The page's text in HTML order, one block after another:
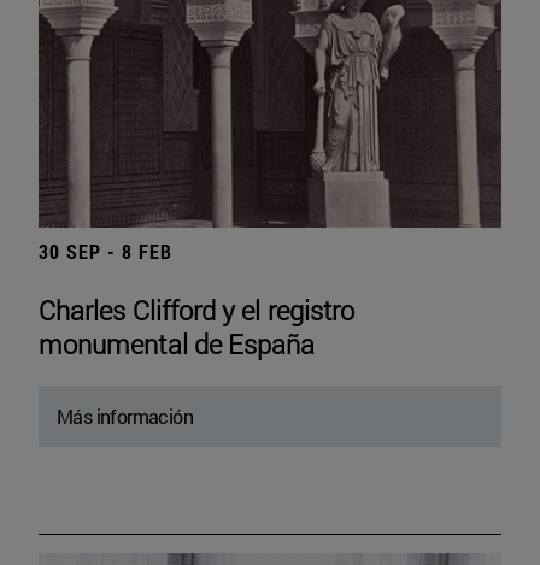
30 SEP - 8 FEB
Charles Clifford y el registro
monumental de España
Más información